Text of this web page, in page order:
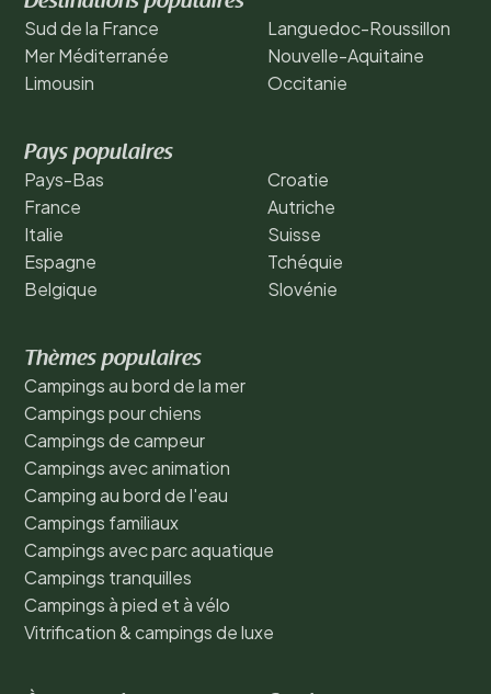
Sud de la France
Mer Méditerranée
Limousin
Languedoc-Roussillon
Nouvelle-Aquitaine
Occitanie
Pays populaires
Pays-Bas
France
Italie
Espagne
Belgique
Croatie
Autriche
Suisse
Tchéquie
Slovénie
Thèmes populaires
Campings au bord de la mer
Campings pour chiens
Campings de campeur
Campings avec animation
Camping au bord de l'eau
Campings familiaux
Campings avec parc aquatique
Campings tranquilles
Campings à pied et à vélo
Vitrification & campings de luxe